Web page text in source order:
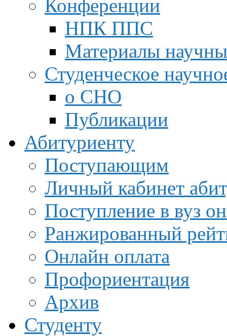
Конференции
НПК ППС
Материалы
Студенческое
о СНО
Публикации
Абитуриенту
Поступающим
Личный кабинет
Поступление в вуз
Ранжированный
Онлайн оплата
Профориентация
Архив
Студенту